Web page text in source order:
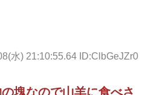
水) 21:10:55.64 ID:ClbGeJZr0
塊なので山羊に食べさ